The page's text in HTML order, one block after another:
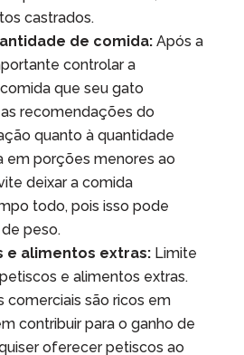
castrados.
de comida:Após a
controlar a
que seu gato
recomendações do
quanto à quantidade
em porções menores ao
deixar a comida
todo, pois isso pode
peso.
e alimentos extras:Limite
e alimentos extras.
comerciais são ricos em
contribuir para o ganho de
oferecer petiscos ao